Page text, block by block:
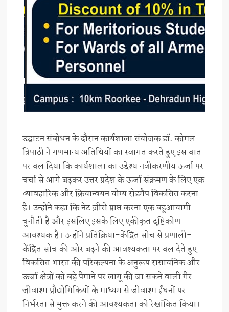
उद्घाटन संबोधन के दौरान कार्यशाला संयोजक डॉ. कोमल
त्रिपाठी ने गणमान्य अतिथियों का स्वागत करते हुए इस बात
पर बल दिया कि कार्यशाला का उद्देश्य नवीकरणीय ऊर्जा पर
चर्चा से आगे बढ़कर उत्तर प्रदेश के ऊर्जा संक्रमण के लिए एक
व्यावहारिक और क्रियान्वयन योग्य रोडमैप विकसित करना
है। उन्होंने कहा कि नेट ज़ीरो प्राप्त करना एक बहुआयामी
चुनौती है और इसलिए इसके लिए एकीकृत दृष्टिकोण
आवश्यक है। उन्होंने प्रतिक्रिया-केंद्रित सोच से प्रणाली-
केंद्रित सोच की ओर बढ़ने की आवश्यकता पर बल देते हुए
विकसित भारत की परिकल्पना के अनुरूप रासायनिक और
ऊर्जा क्षेत्रों को बड़े पैमाने पर लागू की जा सकने वाली गैर-
जीवाश्म प्रौद्योगिकियों के माध्यम से जीवाश्म ईंधनों पर
निर्भरता से मुक्त करने की आवश्यकता को रेखांकित किया।